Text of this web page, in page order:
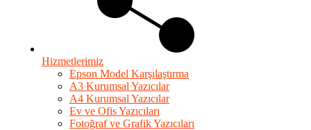
Hizmetlerimiz
Epson Model Karşılaştırma
A3 Kurumsal Yazıcılar
A4 Kurumsal Yazıcılar
Ev ve Ofis Yazıcıları
Fotoğraf ve Grafik Yazıcıları